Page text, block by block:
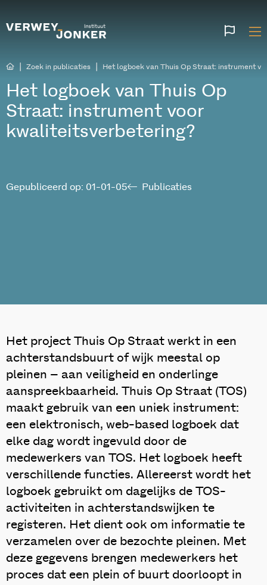
Zoek in publicaties Het logboek van Thuis Op Straat: instrument
Het logboek van Thuis Op
Straat: instrument voor
kwaliteitsverbetering?
Publicaties
Gepubliceerd op: 01-01-05
Het project Thuis Op Straat werkt in een
achterstandsbuurt of wijk meestal op
pleinen – aan veiligheid en onderlinge
aanspreekbaarheid. Thuis Op Straat (TOS)
maakt gebruik van een uniek instrument:
een elektronisch, web-based logboek dat
elke dag wordt ingevuld door de
medewerkers van TOS. Het logboek heeft
verschillende functies. Allereerst wordt het
logboek gebruikt om dagelijks de TOS-
activiteiten in achterstandswijken te
registeren. Het dient ook om informatie te
verzamelen over de bezochte pleinen. Met
deze gegevens brengen medewerkers het
proces dat een plein of buurt doorloopt in